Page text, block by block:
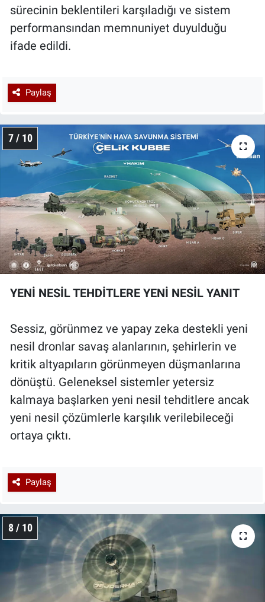
sürecinin beklentileri karşıladığı ve sistem
performansından memnuniyet duyulduğu
ifade edildi.
Paylaş
7 / 10
YENİ NESİL TEHDİTLERE YENİ NESİL YANIT
Sessiz, görünmez ve yapay zeka destekli yeni
nesil dronlar savaş alanlarının, şehirlerin ve
kritik altyapıların görünmeyen düşmanlarına
dönüştü. Geleneksel sistemler yetersiz
kalmaya başlarken yeni nesil tehditlere ancak
yeni nesil çözümlerle karşılık verilebileceği
ortaya çıktı.
Paylaş
8 / 10